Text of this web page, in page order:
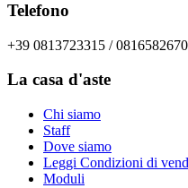
Telefono
+39 0813723315 / 0816582670
La casa d'aste
Chi siamo
Staff
Dove siamo
Leggi Condizioni di
Moduli